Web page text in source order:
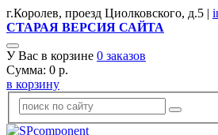
г.Королев, проезд Циолковского, д.5 |
СТАРАЯ ВЕРСИЯ САЙТА
У Вас в корзине 0 заказов
Сумма: 0 р.
в корзину